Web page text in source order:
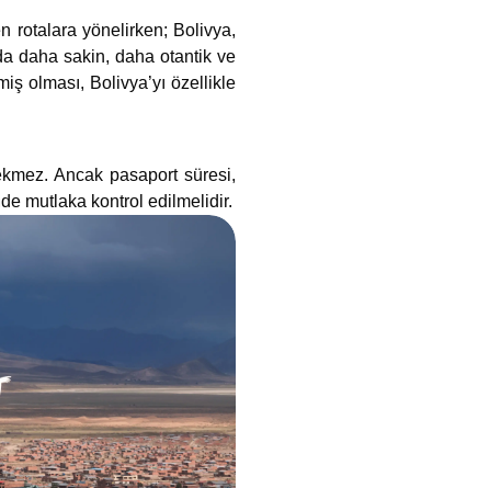
rotalara yönelirken; Bolivya,
daha sakin, daha otantik ve
olması, Bolivya’yı özellikle
Ancak pasaport süresi,
mutlaka kontrol edilmelidir.